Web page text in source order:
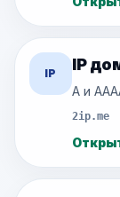
IP IP
A и
2ip.me